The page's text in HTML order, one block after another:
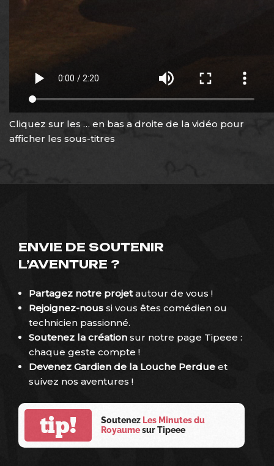
Cliquez sur les … en bas a droite de la vidéo pour
afficher les sous-titres
ENVIE DE SOUTENIR
L’AVENTURE ?
Partagez notre projetautour de vous !
Rejoignez-nous si vous êtes comédien ou
technicien passionné.
Soutenez la création sur notre page Tipeee :
chaque geste compte !
Devenez Gardien de la Louche Perdue et
suivez nos aventures !
tip! Soutenez Les Minutes du
Royaumesur Tipeee